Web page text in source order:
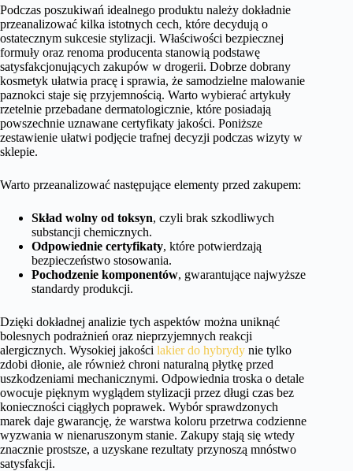
Podczas poszukiwań idealnego produktu należy dokładnie
przeanalizować kilka istotnych cech, które decydują o
ostatecznym sukcesie stylizacji. Właściwości bezpiecznej
formuły oraz renoma producenta stanowią podstawę
satysfakcjonujących zakupów w drogerii. Dobrze dobrany
kosmetyk ułatwia pracę i sprawia, że samodzielne malowanie
paznokci staje się przyjemnością. Warto wybierać artykuły
rzetelnie przebadane dermatologicznie, które posiadają
powszechnie uznawane certyfikaty jakości. Poniższe
zestawienie ułatwi podjęcie trafnej decyzji podczas wizyty w
sklepie.
Warto przeanalizować następujące elementy przed zakupem:
Skład wolny od toksyn, czyli brak szkodliwych
substancji chemicznych.
Odpowiednie certyfikaty, które potwierdzają
bezpieczeństwo stosowania.
Pochodzenie komponentów, gwarantujące najwyższe
standardy produkcji.
Dzięki dokładnej analizie tych aspektów można uniknąć
bolesnych podrażnień oraz nieprzyjemnych reakcji
alergicznych. Wysokiej jakości lakier do hybrydy nie tylko
zdobi dłonie, ale również chroni naturalną płytkę przed
uszkodzeniami mechanicznymi. Odpowiednia troska o detale
owocuje pięknym wyglądem stylizacji przez długi czas bez
konieczności ciągłych poprawek. Wybór sprawdzonych
marek daje gwarancję, że warstwa koloru przetrwa codzienne
wyzwania w nienaruszonym stanie. Zakupy stają się wtedy
znacznie prostsze, a uzyskane rezultaty przynoszą mnóstwo
satysfakcji.